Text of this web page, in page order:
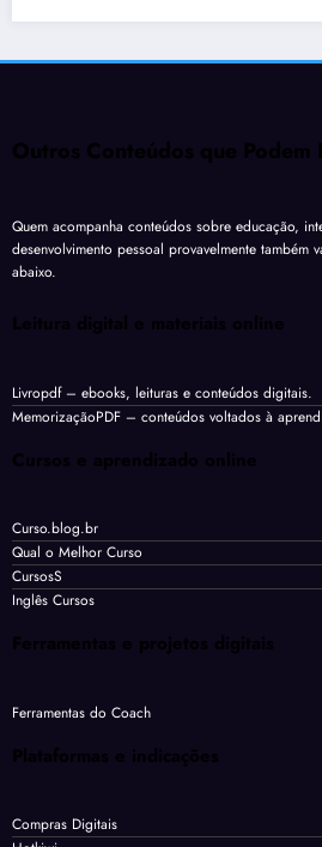
Outros Conteúdos que Podem
Quem acompanha conteúdos sobre educação,
desenvolvimento pessoal provavelmente
abaixo.
Leitura digital e materiais online
Livropdf– ebooks, leituras e conteúdos digitais.
MemorizaçãoPDF – conteúdos voltados à
Cursos e aprendizado online
Curso.blog.br
Qual o Melhor Curso
CursosS
Inglês Cursos
Ferramentas e projetos digitais
Ferramentas do Coach
Plataformas e indicações
Compras Digitais